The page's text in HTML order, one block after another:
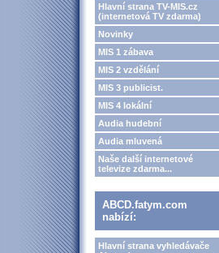
Hlavní strana TV-MIS.cz
(internetová TV zdarma)
Novinky
MIS 1 zábava
MIS 2 vzdělání
MIS 3 publicist.
MIS 4 lokální
Audia hudební
Audia mluvená
Naše další internetové
televize zdarma...
ABCD.fatym.com
nabízí:
Hlavní strana vyhledávače